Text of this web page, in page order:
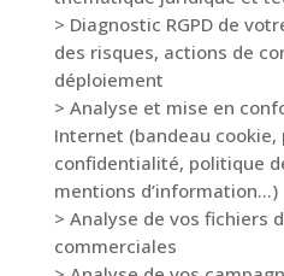
> Diagnostic RGPD de
des risques, actions de
déploiement
> Analyse et mise en
Internet (bandeau cookie,
confidentialité, politique
mentions d’information…)
> Analyse de vos fichiers
commerciales